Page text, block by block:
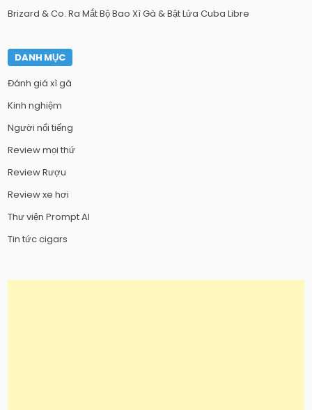
Brizard & Co. Ra Mắt Bộ Bao Xì Gà & Bật Lửa Cuba Libre
DANH MỤC
Đánh giá xì gà
Kinh nghiệm
Người nổi tiếng
Review mọi thứ
Review Rượu
Review xe hơi
Thư viện Prompt AI
Tin tức cigars